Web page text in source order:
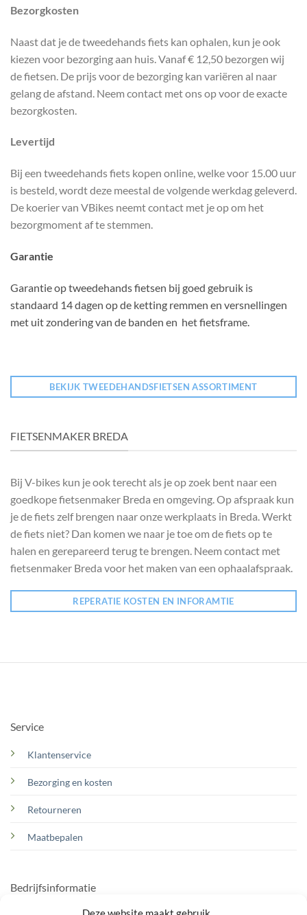
Bezorgkosten
Naast dat je de tweedehands fiets kan ophalen, kun je ook
kiezen voor bezorging aan huis. Vanaf € 12,50 bezorgen wij
de fietsen. De prijs voor de bezorging kan variëren al naar
gelang de afstand. Neem contact met ons op voor de exacte
bezorgkosten.
Levertijd
Bij een tweedehands fiets kopen online, welke voor 15.00 uur
is besteld, wordt deze meestal de volgende werkdag geleverd.
De koerier van VBikes neemt contact met je op om het
bezorgmoment af te stemmen.
Garantie
Garantie op tweedehands fietsen bij goed gebruik is
standaard 14 dagen op de ketting remmen en versnellingen
met uit zondering van de banden en het fietsframe.
BEKIJK TWEEDEHANDSFIETSEN ASSORTIMENT
FIETSENMAKER BREDA
Bij V-bikes kun je ook terecht als je op zoek bent naar een
goedkope fietsenmaker Breda en omgeving. Op afspraak kun
je de fiets zelf brengen naar onze werkplaats in Breda. Werkt
de fiets niet? Dan komen we naar je toe om de fiets op te
halen en gerepareerd terug te brengen. Neem contact met
fietsenmaker Breda voor het maken van een ophaalafspraak.
REPERATIE KOSTEN EN INFORAMTIE
Service
Klantenservice
Bezorging en kosten
Retourneren
Maatbepalen
Bedrijfsinformatie